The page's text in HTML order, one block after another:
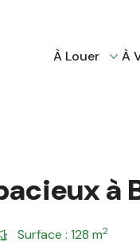
À Louer À
à
Surface : 128 m2